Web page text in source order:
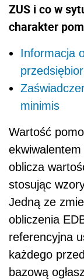
ZUS i co w
charakter
Informacja
minimis
Wartość
oblicza
stosując
Jedną ze
obliczenia
referencyjna
każdego
bazową